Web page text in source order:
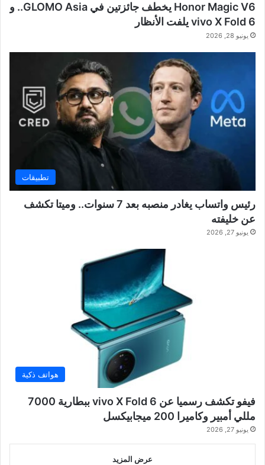
Honor Magic V6 يخطف جائزتين في GLOMO Asia.. و
vivo X Fold 6 يلفت الأنظار
يونيو 28, 2026
تطبيقات
رئيس واتساب يغادر منصبه بعد 7 سنوات.. وميتا تكشف
عن خليفته
يونيو 27, 2026
هواتف ذكية
فيفو تكشف رسميا عن vivo X Fold 6 ببطارية 7000
مللي أمبير وكاميرا 200 ميجابيكسل
يونيو 27, 2026
عرض المزيد